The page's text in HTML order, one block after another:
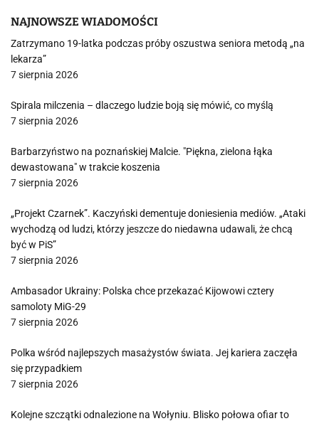
NAJNOWSZE WIADOMOŚCI
Zatrzymano 19-latka podczas próby oszustwa seniora metodą „na
lekarza”
7 sierpnia 2026
Spirala milczenia – dlaczego ludzie boją się mówić, co myślą
7 sierpnia 2026
Barbarzyństwo na poznańskiej Malcie. "Piękna, zielona łąka
dewastowana" w trakcie koszenia
7 sierpnia 2026
„Projekt Czarnek”. Kaczyński dementuje doniesienia mediów. „Ataki
wychodzą od ludzi, którzy jeszcze do niedawna udawali, że chcą
być w PiS”
7 sierpnia 2026
Ambasador Ukrainy: Polska chce przekazać Kijowowi cztery
samoloty MiG-29
7 sierpnia 2026
Polka wśród najlepszych masażystów świata. Jej kariera zaczęła
się przypadkiem
7 sierpnia 2026
Kolejne szczątki odnalezione na Wołyniu. Blisko połowa ofiar to